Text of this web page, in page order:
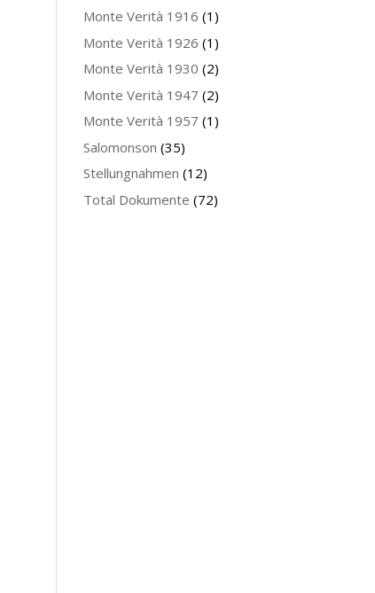
Monte Verità 1916 (1)
Monte Verità 1926 (1)
Monte Verità 1930 (2)
Monte Verità 1947 (2)
Monte Verità 1957 (1)
Salomonson (35)
Stellungnahmen (12)
Total Dokumente (72)